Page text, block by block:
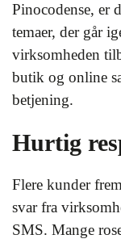
Pinocodense, er
temaer, der går
virksomheden
butik og online
betjening.
Hurtig
Flere kunder
svar fra
SMS. Mange